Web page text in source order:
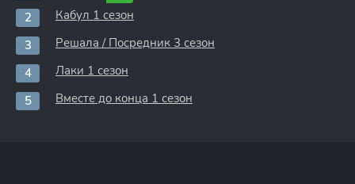
Кабул 1 сезон
Решала / Посредник 3 сезон
Лаки 1 сезон
Вместе до конца 1 сезон